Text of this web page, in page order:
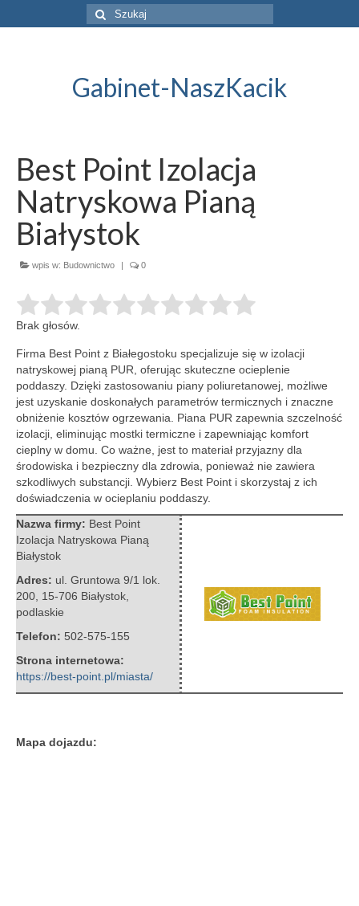
Szuklaj
w:
Gabinet-NaszKacik
Best Point Izolacja
Natryskowa Pianą
Białystok
wpis w: Budownictwo | 0
Brak głosów.
Firma Best Point z Białegostoku specjalizuje się w izolacji
natryskowej pianą PUR, oferując skuteczne ocieplenie
poddaszy. Dzięki zastosowaniu piany poliuretanowej, możliwe
jest uzyskanie doskonałych parametrów termicznych i znaczne
obniżenie kosztów ogrzewania. Piana PUR zapewnia szczelność
izolacji, eliminując mostki termiczne i zapewniając komfort
cieplny w domu. Co ważne, jest to materiał przyjazny dla
środowiska i bezpieczny dla zdrowia, ponieważ nie zawiera
szkodliwych substancji. Wybierz Best Point i skorzystaj z ich
doświadczenia w ocieplaniu poddaszy.
Nazwa firmy: Best Point
Izolacja Natryskowa Pianą
Białystok
Adres: ul. Gruntowa 9/1 lok.
200 15-706 Białystok
podlaskie
Telefon: 502-575-155
Strona internetowa:
https://best-point.pl/miasta/
Mapa dojazdu: